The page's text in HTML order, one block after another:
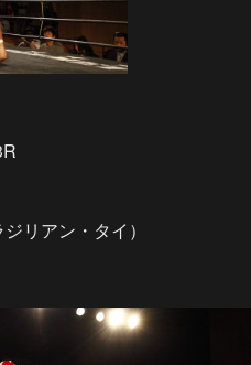
リアン・タイ）